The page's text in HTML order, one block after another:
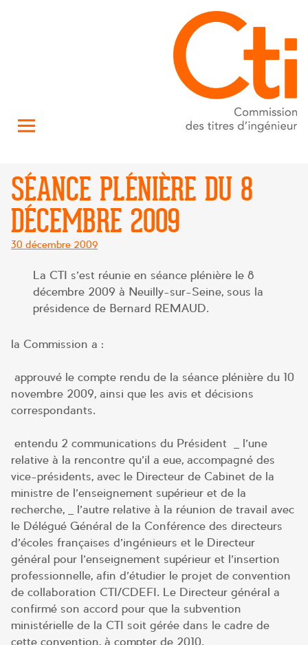
SÉANCE PLÉNIÈRE DU 8
DÉCEMBRE 2009
Posté
30 décembre 2009
La CTI s’est réunie en séance plénière le 8
décembre 2009 à Neuilly-sur-Seine, sous la
présidence de Bernard REMAUD.
la Commission a :
approuvé le compte rendu de la séance plénière du 10
novembre 2009, ainsi que les avis et décisions
correspondants.
entendu 2 communications du Président _ l’une
relative à la rencontre qu’il a eue, accompagné des
vice-présidents, avec le Directeur de Cabinet de la
ministre de l’enseignement supérieur et de la
recherche, _ l’autre relative à la réunion de travail avec
le Délégué Général de la Conférence des directeurs
d’écoles françaises d’ingénieurs et le Directeur
général pour l’enseignement supérieur et l’insertion
professionnelle, afin d’étudier le projet de convention
de collaboration CTI/CDEFI. Le Directeur général a
confirmé son accord pour que la subvention
ministérielle de la CTI soit gérée dans le cadre de
cette convention, à compter de 2010.